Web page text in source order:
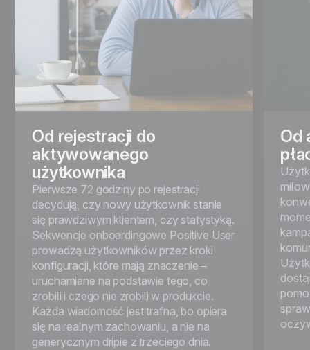
Od rejestracji do
aktywowanego
użytkownika
Pierwsze 72 godziny po rejestracji
decydują, czy nowy użytkownik stanie
się prawdziwym klientem, czy statystyką.
Sekwencje onboardingowe Positive User
prowadzą użytkowników przez kroki
konfiguracji, które mają znaczenie –
uruchamiane na podstawie tego, co
zrobili i czego nie zrobili w produkcie.
Każda wiadomość jest trafna, bo opiera
się na realnym zachowaniu, a nie na
generycznym dripie z trzeciego dnia.
Od